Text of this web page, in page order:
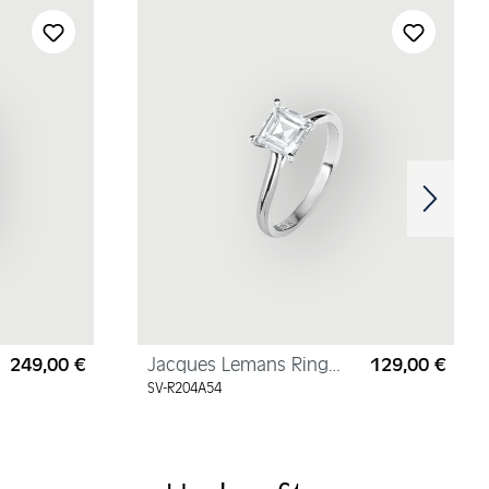
Regulärer Preis:
249,00 €
Jacques Lemans Ring
Sterlingsilber mit
SV-R204A54
129,00 €